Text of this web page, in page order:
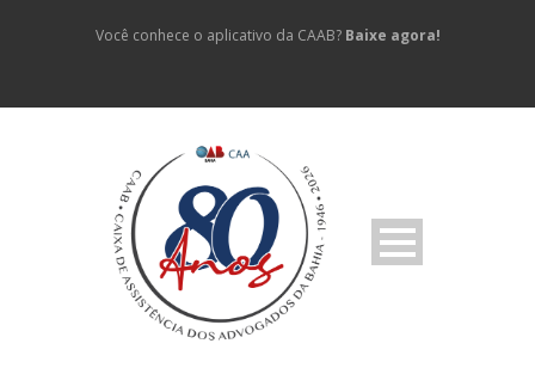
Você conhece o aplicativo da CAAB? Baixe agora!